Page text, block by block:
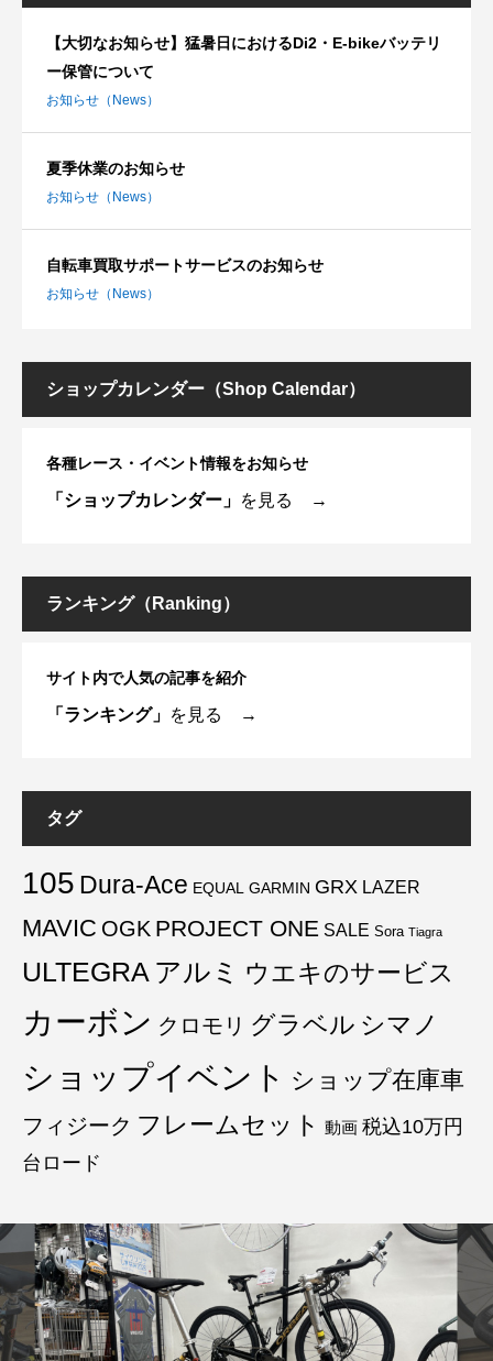
【大切なお知らせ】猛暑日におけるDi2・E-bikeバッテリ
ー保管について
お知らせ（News）
夏季休業のお知らせ
お知らせ（News）
自転車買取サポートサービスのお知らせ
お知らせ（News）
ショップカレンダー（Shop Calendar）
各種レース・イベント情報をお知らせ
「ショップカレンダー」 を見る →
ランキング（Ranking）
サイト内で人気の記事を紹介
「ランキング」 を見る →
タグ
105 Dura-Ace EQUAL GARMIN GRX LAZER
MAVIC OGK PROJECT ONE SALE Sora Tiagra
ULTEGRA アルミ ウエキのサービス
カーボン クロモリ グラベル シマノ
ショップイベント ショップ在庫車
フィジーク フレームセット 動画 税込10万円
台ロード